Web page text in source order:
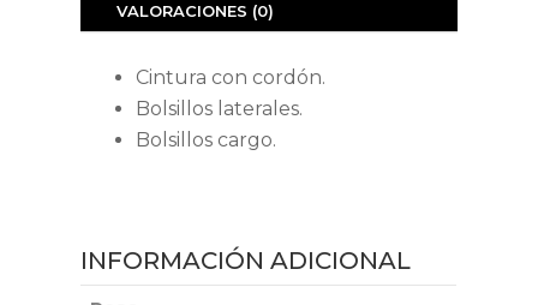
VALORACIONES (0)
Cintura con cordón.
Bolsillos laterales.
Bolsillos cargo.
INFORMACIÓN ADICIONAL